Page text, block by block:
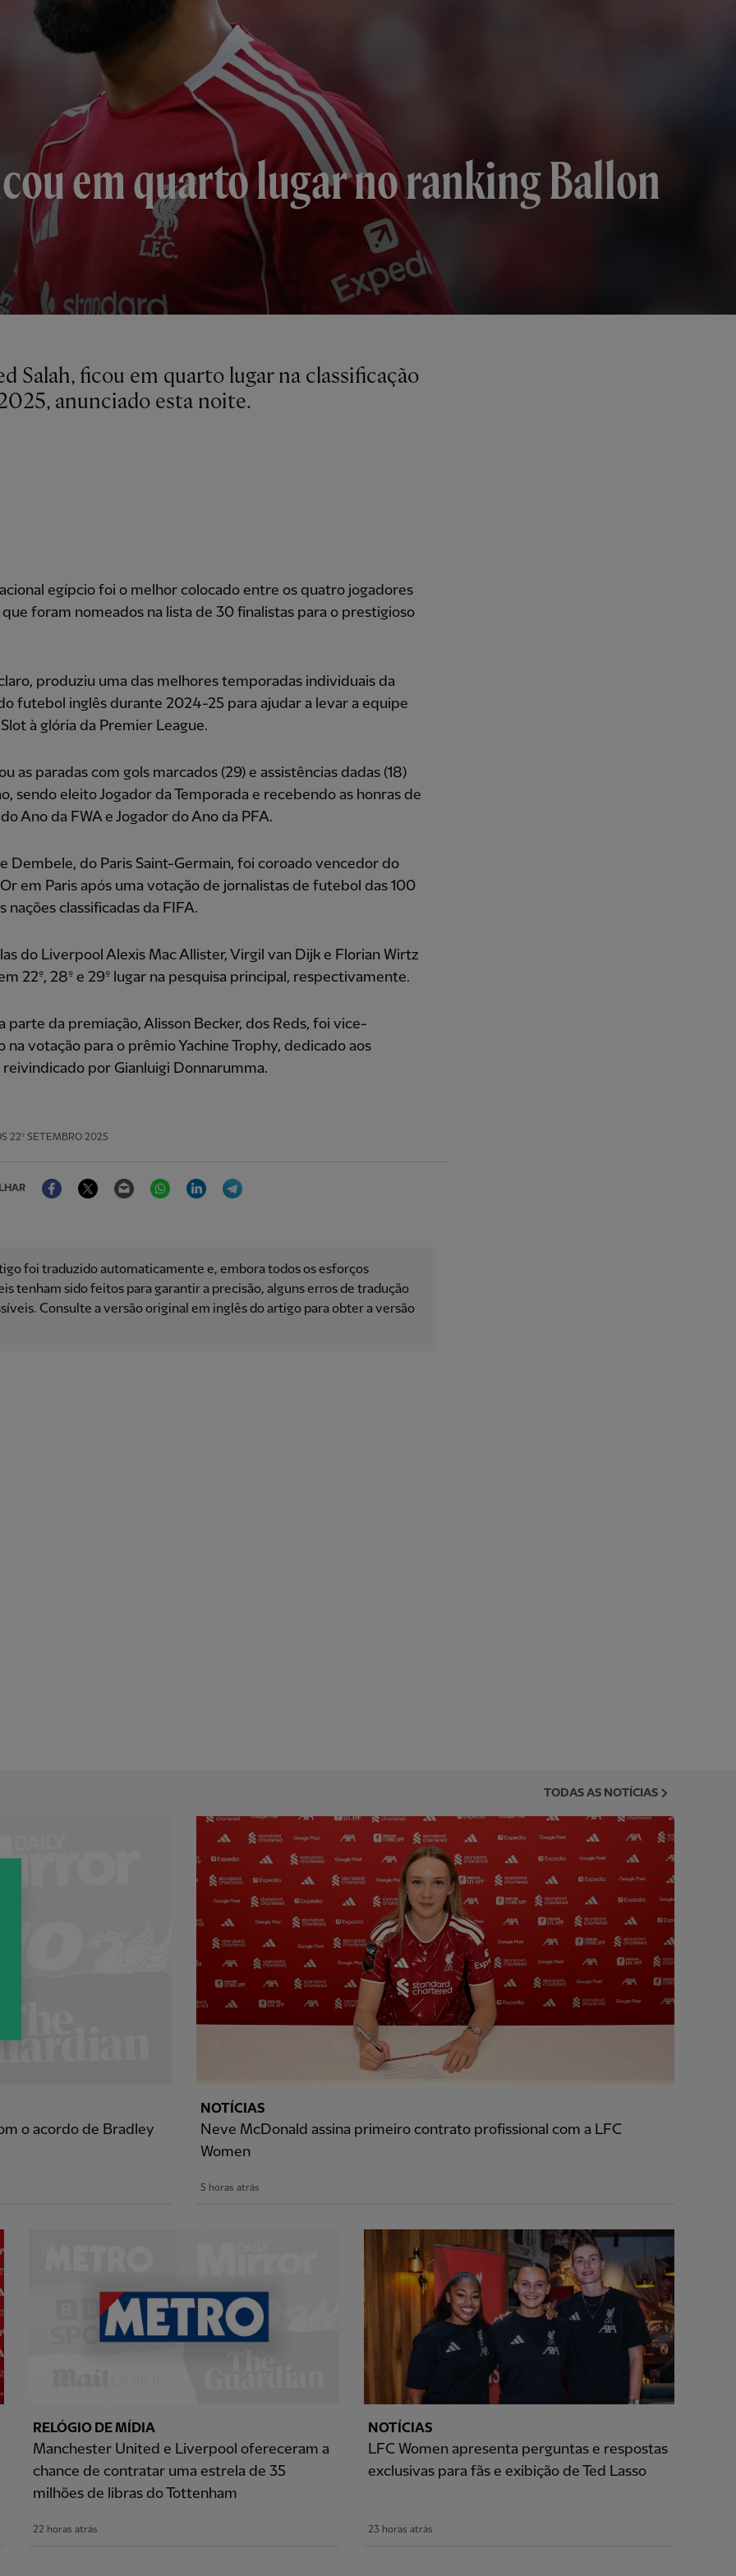
em quarto lugar no ranking Ballon
anunciado esta noite.
egípcio foi o melhor colocado entre os quatro jogadores
foram nomeados na lista de 30 finalistas para o prestigioso
produziu uma das melhores temporadas individuais da
futebol inglês durante 2024-25 para ajudar a levar a equipe
à glória da Premier League.
as paradas com gols marcados (29) e assistências dadas (18)
sendo eleito Jogador da Temporada e recebendo as honras de
Ano da FWA e Jogador do Ano da PFA.
Dembele, do Paris Saint-Germain, foi coroado vencedor do
em Paris após uma votação de jornalistas de futebol das 100
nações classificadas da FIFA.
do Liverpool Alexis Mac Allister, Virgil van Dijk e Florian Wirtz
22º, 28º e 29º lugar na pesquisa principal, respectivamente.
parte da premiação, Alisson Becker, dos Reds, foi vice-
na votação para o prêmio Yachine Trophy, dedicado aos
reivindicado por Gianluigi Donnarumma.
22º SETEMBRO 2025
FacebookTwitter Email WhatsAppLinkedIn
foi traduzido automaticamente e, embora todos os esforços
​​tenham sido feitos para garantir a precisão, alguns erros de tradução
Consulte a versão original em inglês do artigo para obter a versão
TODAS AS NOTÍCIAS
o acordo de Bradley
NOTÍCIAS
Neve McDonald assina primeiro contrato profissional com a LFC
Women
5 horas atrás
RELÓGIO DE MÍDIA
Manchester United e Liverpool ofereceram a
chance de contratar uma estrela de 35
milhões de libras do Tottenham
22 horas atrás
NOTÍCIAS
LFC Women apresenta perguntas e respostas
exclusivas para fãs e exibição de Ted Lasso
23 horas atrás